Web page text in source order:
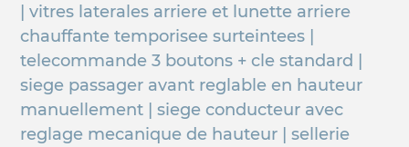
| vitres laterales arriere et lunette arriere
chauffante temporisee surteintees |
telecommande 3 boutons + cle standard |
siege passager avant reglable en hauteur
manuellement | siege conducteur avec
reglage mecanique de hauteur | sellerie